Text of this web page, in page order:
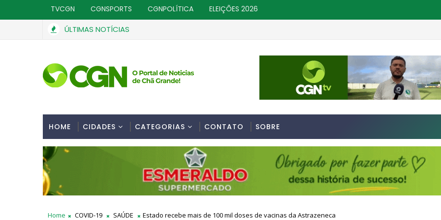
TVCGN CGNSPORTS CGNPOLÍTICA ELEIÇÕES 2026
ÚLTIMAS NOTÍCIAS
HOME CIDADES CATEGORIAS CONTATO SOBRE
Home COVID-19 SAÚDE Estado recebe mais de 100 mil doses de vacinas da Astrazeneca